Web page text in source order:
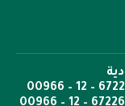
ص.ب: 6351 جدة الرمز 21442 هاتف 6722269 – 12 – 00966